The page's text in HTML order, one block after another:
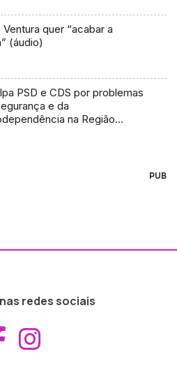
Ventura quer “acabar a
(áudio)
PSD e CDS por problemas
e da
na Região
PUB
redes sociais
Aceder ao